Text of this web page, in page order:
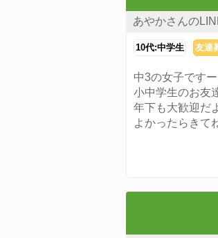
あやかさんの
10代:中学生 友達
中3の女子ですー
小中学生のお友
年下も大歓迎だ
よかったらきて